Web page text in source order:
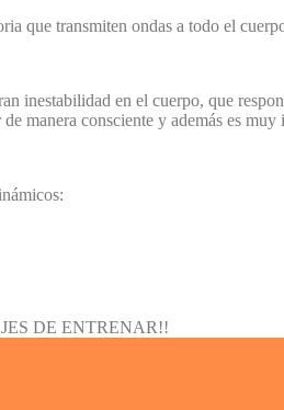
que transmiten ondas a todo el
inestabilidad en el cuerpo, que
manera consciente y además es